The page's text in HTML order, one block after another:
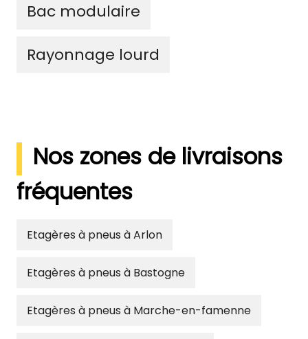
Bac modulaire
Rayonnage lourd
Nos zones de livraisons
fréquentes
Etagères à pneus à Arlon
Etagères à pneus à Bastogne
Etagères à pneus à Marche-en-famenne